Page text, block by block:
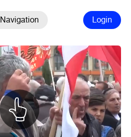
Navigation Login